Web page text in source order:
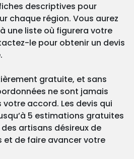
descriptives pour
chaque région. Vous aurez
une liste où figurera votre
le pour obtenir un devis
gratuite, et sans
ne sont jamais
accord. Les devis qui
5 estimations gratuites
artisans désireux de
et de faire avancer votre